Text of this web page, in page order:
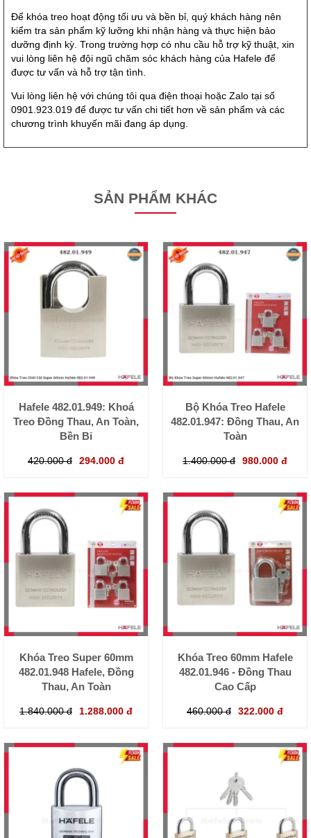
Để khóa treo hoạt động tối ưu và bền bỉ, quý khách hàng nên
kiểm tra sản phẩm kỹ lưỡng khi nhận hàng và thực hiện bảo
dưỡng định kỳ. Trong trường hợp có nhu cầu hỗ trợ kỹ thuật, xin
vui lòng liên hệ đội ngũ chăm sóc khách hàng của Hafele để
được tư vấn và hỗ trợ tận tình.
Vui lòng liên hệ với chúng tôi qua điện thoại hoặc Zalo tại số
0901.923.019 để được tư vấn chi tiết hơn về sản phẩm và các
chương trình khuyến mãi đang áp dụng.
SẢN PHẨM KHÁC
Hafele 482.01.949: Khoá
Treo Đồng Thau, An Toàn,
Bền Bỉ
420.000 đ 294.000 đ
Bộ Khóa Treo Hafele
482.01.947: Đồng Thau, An
Toàn
1.400.000 đ 980.000 đ
Khóa Treo Super 60mm
482.01.948 Hafele, Đồng
Thau, An Toàn
1.840.000 đ 1.288.000 đ
Khóa Treo 60mm Hafele
482.01.946 - Đồng Thau
Cao Cấp
460.000 đ 322.000 đ